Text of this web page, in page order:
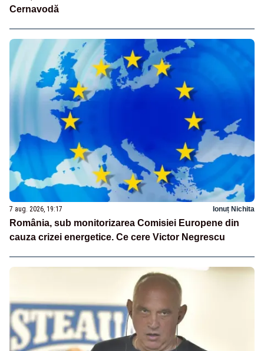
Cernavodă
7 aug. 2026, 19:17 Ionuț Nichita
România, sub monitorizarea Comisiei Europene din
cauza crizei energetice. Ce cere Victor Negrescu